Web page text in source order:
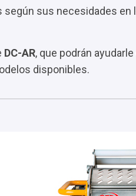
según sus necesidades
DC-AR, que podrán
disponibles.